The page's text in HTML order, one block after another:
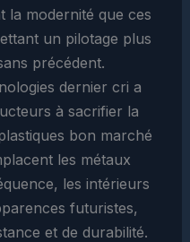
la modernité que ces
un pilotage plus
précédent.
dernier cri a
à sacrifier la
bon marché
les métaux
les intérieurs
futuristes,
et de durabilité.